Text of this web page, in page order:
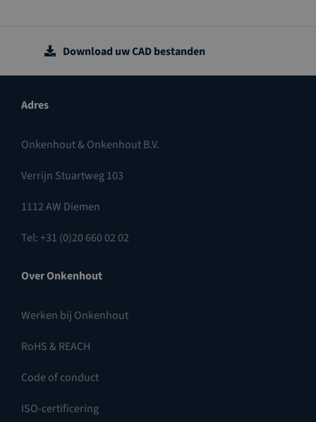
Download uw CAD bestanden
Adres
Onkenhout & Onkenhout B.V.
Verrijn Stuartweg 103
1112 AW Diemen
Tel: +31 (0)20 660 02 02
Over Onkenhout
Werken bij Onkenhout
RoHS & REACH
Code of conduct
ISO-certificering